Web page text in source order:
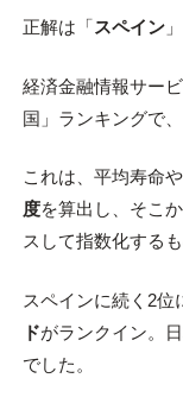
正解は「スペイン
経済金融情報サー
国」ランキングで、
これは、平均寿命
度を算出し、そこ
スして指数化するも
スペインに続く2位
ドがランクイン。
でした。